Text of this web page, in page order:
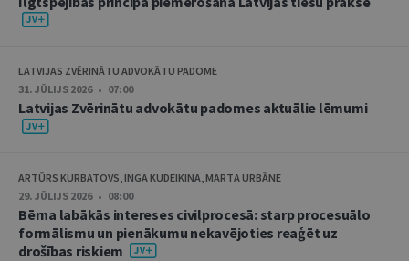
LATVIJAS ZVĒRINĀTU ADVOKĀTU PADOME
31. JŪLIJS 2026 • 07:00
Latvijas Zvērinātu advokātu padomes aktuālie lēmumi
ARTŪRS KURBATOVS, INGA KUDEIKINA, MARTA URBĀNE
29. JŪLIJS 2026 • 08:00
Bērna labākās intereses civilprocesā: starp procesuālo
formālismu un pienākumu nekavējoties reaģēt uz
drošības riskiem